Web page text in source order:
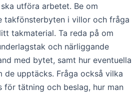
utföra arbetet. Be om
takfönsterbyten i villor och fråga
takmaterial. Ta reda på om
och närliggande
med bytet, samt hur eventuella
de upptäcks. Fråga också vilka
för tätning och beslag, hur man